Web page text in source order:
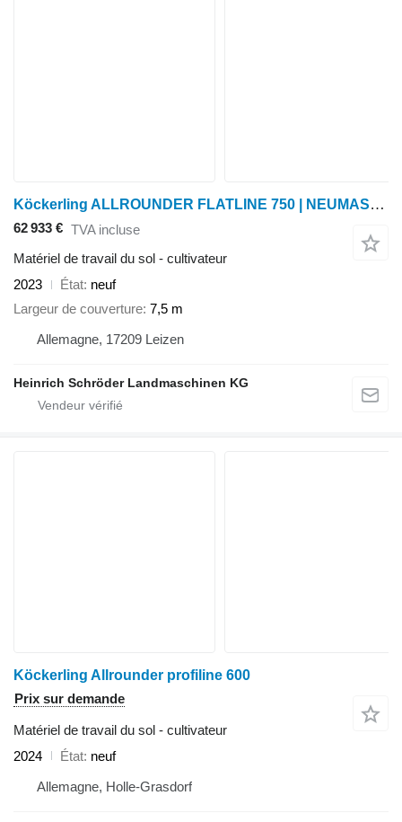
Köckerling ALLROUNDER FLATLINE 750 | NEUMASCHINE
62 933 € TVA incluse
Matériel de travail du sol - cultivateur
2023
État neuf
Largeur de couverture 7,5 m
Allemagne, 17209 Leizen
Heinrich Schröder Landmaschinen KG
Köckerling Allrounder profiline 600
Prix sur demande
Matériel de travail du sol - cultivateur
2024
État neuf
Allemagne, Holle-Grasdorf